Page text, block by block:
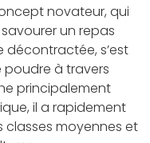
novateur, qui
un repas
décontractée, s’est
à travers
principalement
il a rapidement
moyennes et